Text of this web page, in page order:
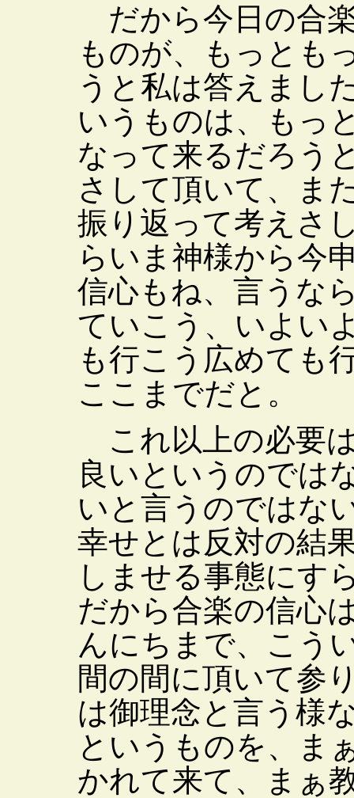
だから今日の合
ものが、もっとも
うと私は答えまし
いうものは、もっ
なって来るだろう
さして頂いて、ま
振り返って考えさ
らいま神様から今
信心もね、言うな
ていこう、いよい
も行こう広めても
ここまでだと。
これ以上の必要
良いというのでは
いと言うのではな
幸せとは反対の結
しませる事態にす
だから合楽の信心
んにちまで、こう
間の間に頂いて参
は御理念と言う様
というものを、ま
かれて来て、まぁ